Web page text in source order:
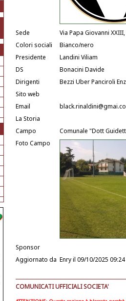
Sede
Via Papa Giovanni
Colori sociali
Bianco/nero
Presidente
Landini Viliam
DS
Bonacini Davide
Dirigenti
Bezzi Uber Panciroli
Sito web
Email
La Storia
Campo
Comunale "Dott
Foto Campo
Sponsor
Aggiornato da Enryil 09/10/2025 09:24
COMUNICATI UFFICIALI SOCIETA'